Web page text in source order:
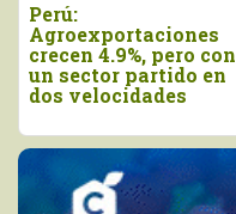
Perú:
Agroexportaciones
crecen 4.9%, pero con
un sector partido en
dos velocidades